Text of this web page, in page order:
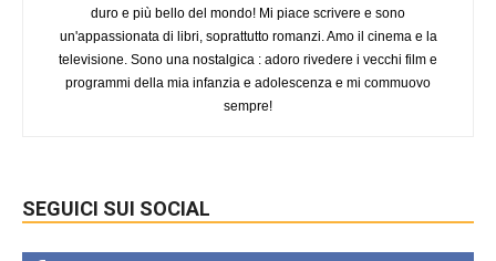
duro e più bello del mondo! Mi piace scrivere e sono
un'appassionata di libri, soprattutto romanzi. Amo il cinema e la
televisione. Sono una nostalgica : adoro rivedere i vecchi film e
programmi della mia infanzia e adolescenza e mi commuovo
sempre!
SEGUICI SUI SOCIAL